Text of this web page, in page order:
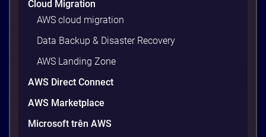
Cloud Migration
AWS cloud migration
Data Backup & Disaster Recovery
AWS Landing Zone
AWS Direct Connect
AWS Marketplace
Microsoft trên AWS